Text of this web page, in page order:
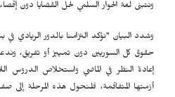
ونتبنى لغة الحوار السلمي لحل القضايا دون
وشدد البيان "نؤكد التزامنا بالدور الريادي
حقوق كل السوريين دون تمييز أو تفريق،
إعادة النظر في الماضي واستخلاص الدروس
أزمتها المتفاقمة، فلنحول هذه المرحلة